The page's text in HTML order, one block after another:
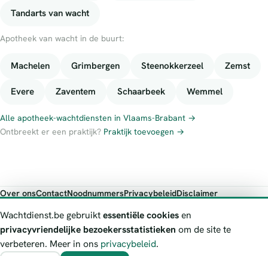
Tandarts van wacht
Apotheek van wacht in de buurt:
Machelen Grimbergen Steenokkerzeel Zemst
Evere Zaventem Schaarbeek Wemmel
Alle apotheek-wachtdiensten in Vlaams-Brabant →
Ontbreekt er een praktijk? Praktijk toevoegen →
Over onsContactNoodnummersPrivacybeleidDisclaimer
Wachtdienst.be toont publieke wachtdienst-informatie ter oriëntatie.
Bij levensgevaar bel je altijd 112. Controleer altijd de actuele
wachtregeling bij de vermelde officiële bron.
Wachtdienst.be gebruiktessentiële cookiesen
privacyvriendelijke bezoekersstatistieken om de site te
verbeteren. Meer in ons privacybeleid.